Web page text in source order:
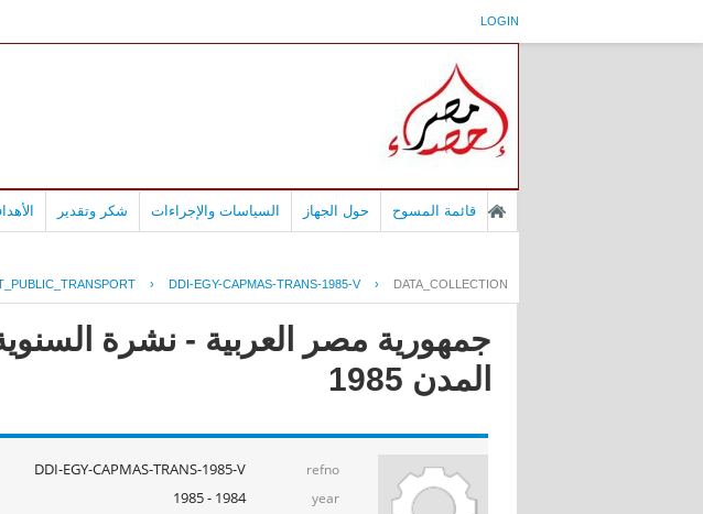
LOGIN
قائمة المسوح حول الجهاز السياسات والإجراءات شكر وتقدير
› DDI-EGY-CAPMAS-TRANS-1985-V › DATA_COLLECTION
جمهورية مصر العربية - نشرة
المدن 1985
refno
DDI-EGY-CAPMAS-TRANS-1985-V
year
1984 - 1985